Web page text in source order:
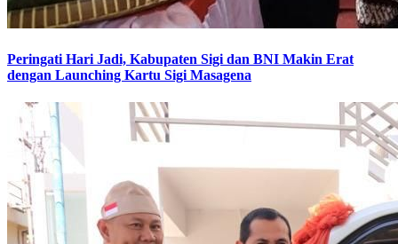
Peringati Hari Jadi, Kabupaten Sigi dan BNI Makin Erat
dengan Launching Kartu Sigi Masagena